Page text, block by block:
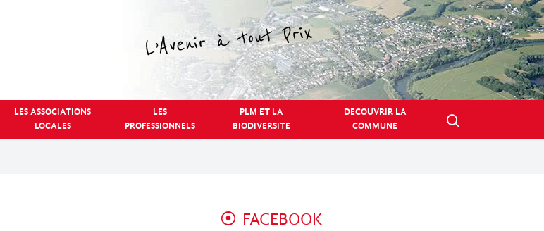
LES ASSOCIATIONS
LOCALES
LES
PROFESSIONNELS
PLM ET LA
BIODIVERSITE
DECOUVRIR LA
COMMUNE
FACEBOOK